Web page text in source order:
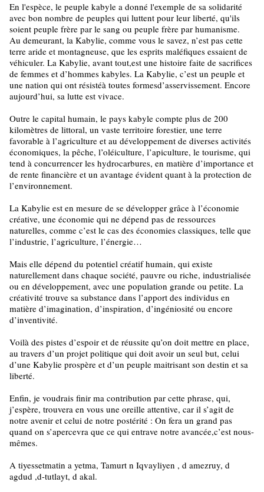
En l'espèce, le peuple kabyle a donné l'exemple de sa solidarité
avec bon nombre de peuples qui luttent pour leur liberté, qu'ils
soient peuple frère par le sang ou peuple frère par humanisme.
Au demeurant, la Kabylie, comme vous le savez, n’est pas cette
terre aride et montagneuse, que les esprits maléfiques essaient de
véhiculer. La Kabylie, avant tout,est une histoire faite de sacrifices
de femmes et d’hommes kabyles. La Kabylie, c’est un peuple et
une nation qui ont résistéà toutes formesd’asservissement. Encore
aujourd’hui, sa lutte est vivace.
Outre le capital humain, le pays kabyle compte plus de 200
kilomètres de littoral, un vaste territoire forestier, une terre
favorable à l’agriculture et au développement de diverses activités
économiques, la pêche, l’oléiculture, l’apiculture, le tourisme, qui
tend à concurrencer les hydrocarbures, en matière d’importance et
de rente financière et un avantage évident quant à la protection de
l’environnement.
La Kabylie est en mesure de se développer grâce à l’économie
créative, une économie qui ne dépend pas de ressources
naturelles, comme c’est le cas des économies classiques, telle que
l’industrie, l’agriculture, l’énergie…
Mais elle dépend du potentiel créatif humain, qui existe
naturellement dans chaque société, pauvre ou riche, industrialisée
ou en développement, avec une population grande ou petite. La
créativité trouve sa substance dans l’apport des individus en
matière d’imagination, d’inspiration, d’ingéniosité ou encore
d’inventivité.
Voilà des pistes d’espoir et de réussite qu’on doit mettre en place,
au travers d’un projet politique qui doit avoir un seul but, celui
d’une Kabylie prospère et d’un peuple maitrisant son destin et sa
liberté.
Enfin, je voudrais finir ma contribution par cette phrase, qui,
j’espère, trouvera en vous une oreille attentive, car il s’agit de
notre avenir et celui de notre postérité : On fera un grand pas
quand on s’apercevra que ce qui entrave notre avancée,c’est nous-
mêmes.
A tiyessetmatin a yetma, Tamurt n Iqvayliyen , d amezruy, d
agdud ,d-tutlayt, d akal.